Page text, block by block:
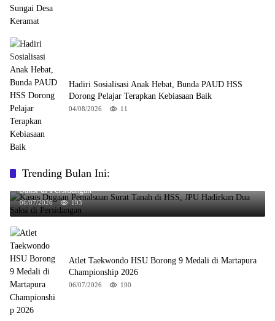
Hadiri Sosialisasi Anak Hebat, Bunda PAUD HSS
Dorong Pelajar Terapkan Kebiasaan Baik
04/08/2026 11
Trending Bulan Ini:
Kasus Dugaan Pemalsuan Surat Tanah di HSS, JPU Hadirkan Dua
Saksi di Persidangan
06/07/2026 193
Atlet Taekwondo HSU Borong 9 Medali di Martapura
Championship 2026
06/07/2026 190